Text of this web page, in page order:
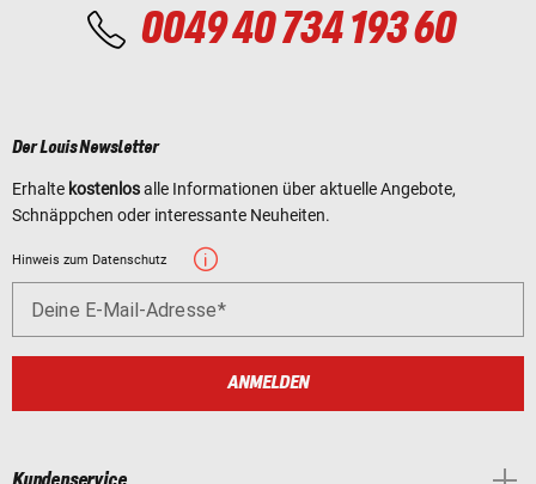
0049 40 734 193 60
Der Louis Newsletter
Erhalte kostenlosalle Informationen über aktuelle Angebote,
Schnäppchen oder interessante Neuheiten.
Hinweis zum Datenschutz
Deine E-Mail-Adresse
ANMELDEN